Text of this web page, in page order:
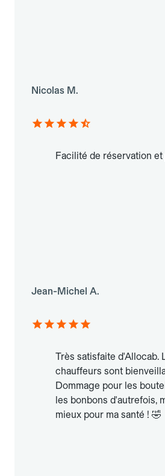
Nicolas M.
Facilité de réservation
Jean-Michel A.
Très satisfaite d'Allocab.
chauffeurs sont
Dommage pour les
les bonbons d'autrefois,
mieux pour ma santé ! 🤣